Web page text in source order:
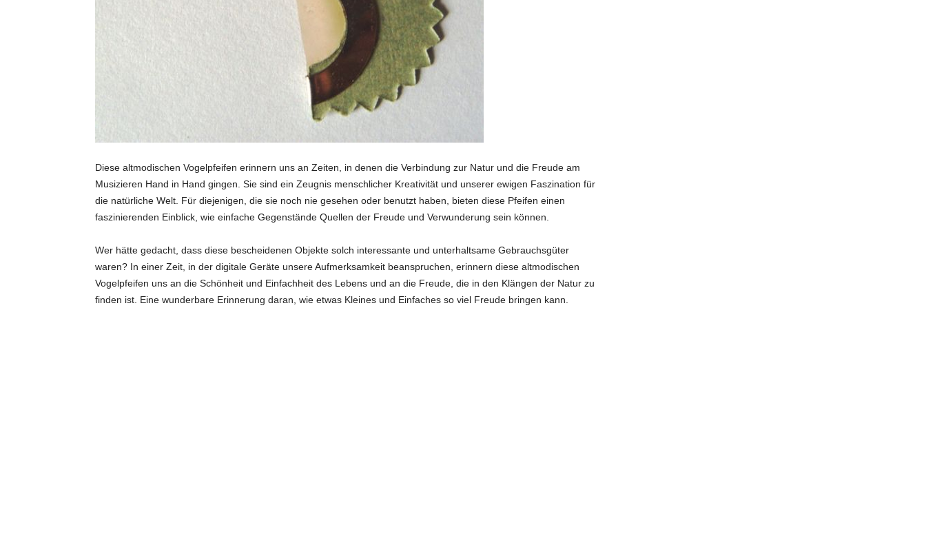
Diese altmodischen Vogelpfeifen erinnern uns an Zeiten, in denen die Verbindung zur Natur und die Freude am
Musizieren Hand in Hand gingen. Sie sind ein Zeugnis menschlicher Kreativität und unserer ewigen Faszination für
die natürliche Welt. Für diejenigen, die sie noch nie gesehen oder benutzt haben, bieten diese Pfeifen einen
faszinierenden Einblick, wie einfache Gegenstände Quellen der Freude und Verwunderung sein können.
Wer hätte gedacht, dass diese bescheidenen Objekte solch interessante und unterhaltsame Gebrauchsgüter
waren? In einer Zeit, in der digitale Geräte unsere Aufmerksamkeit beanspruchen, erinnern diese altmodischen
Vogelpfeifen uns an die Schönheit und Einfachheit des Lebens und an die Freude, die in den Klängen der Natur zu
finden ist. Eine wunderbare Erinnerung daran, wie etwas Kleines und Einfaches so viel Freude bringen kann.